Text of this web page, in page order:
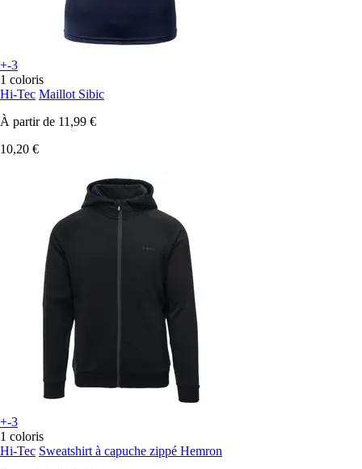
+-3
1 coloris
Hi-Tec Maillot Sibic
À partir de 11,99 €
10,20 €
+-3
1 coloris
Hi-Tec Sweatshirt à capuche zippé Hemron